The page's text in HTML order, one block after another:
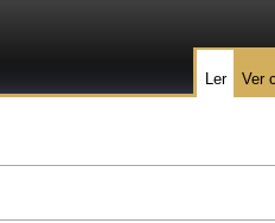
Ler Ver